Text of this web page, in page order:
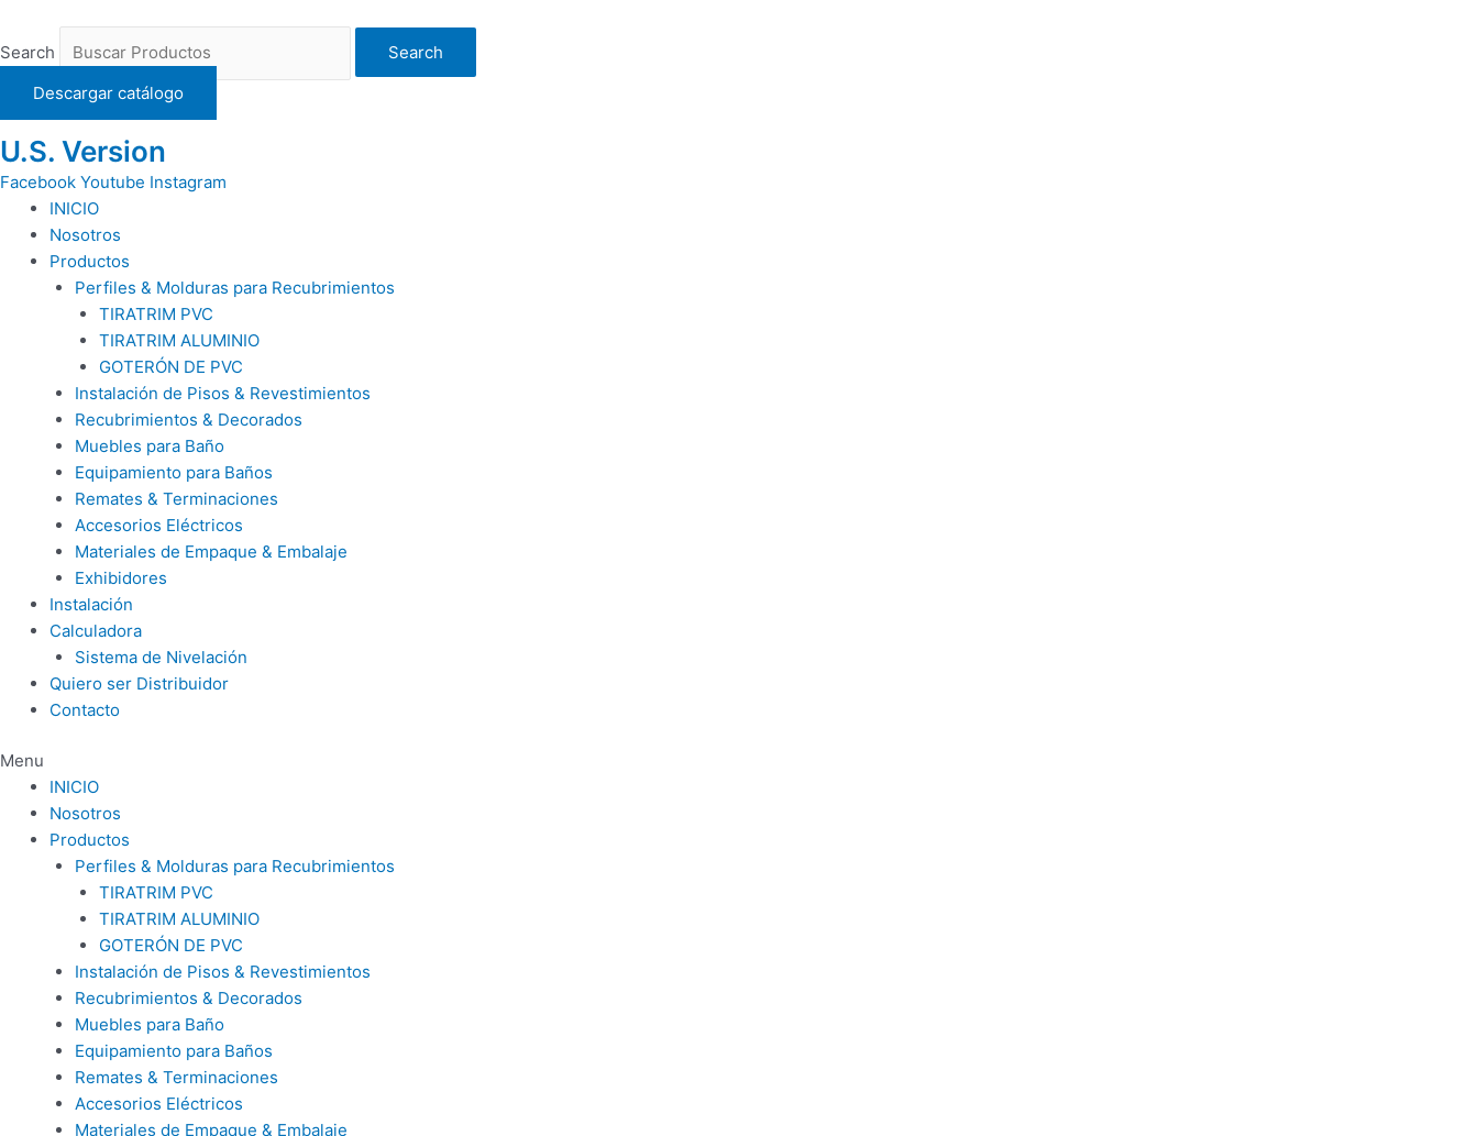
contenido
Search
Search
Descargar catálogo
U.S. Version
Facebook Youtube Instagram
INICIO
Nosotros
Productos
Perfiles & Molduras para Recubrimientos
TIRATRIM PVC
TIRATRIM ALUMINIO
GOTERÓN DE PVC
Instalación de Pisos & Revestimientos
Recubrimientos & Decorados
Muebles para Baño
Equipamiento para Baños
Remates & Terminaciones
Accesorios Eléctricos
Materiales de Empaque & Embalaje
Exhibidores
Instalación
Calculadora
Sistema de Nivelación
Quiero ser Distribuidor
Contacto
Menu
INICIO
Nosotros
Productos
Perfiles & Molduras para Recubrimientos
TIRATRIM PVC
TIRATRIM ALUMINIO
GOTERÓN DE PVC
Instalación de Pisos & Revestimientos
Recubrimientos & Decorados
Muebles para Baño
Equipamiento para Baños
Remates & Terminaciones
Accesorios Eléctricos
Materiales de Empaque & Embalaje